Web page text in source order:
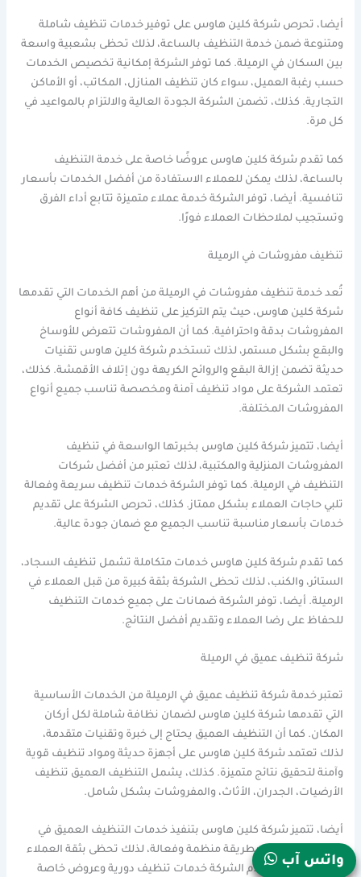
أيضا، تحرص شركة كلين هاوس على توفير خدمات تنظيف شاملة
ومتنوعة ضمن خدمة التنظيف بالساعة، لذلك تحظى بشعبية واسعة
بين السكان في الرميلة. كما توفر الشركة إمكانية تخصيص الخدمات
حسب رغبة العميل، سواء كان تنظيف المنازل، المكاتب، أو الأماكن
التجارية. كذلك، تضمن الشركة الجودة العالية والالتزام بالمواعيد في
كل مرة.
كما تقدم شركة كلين هاوس عروضًا خاصة على خدمة التنظيف
بالساعة، لذلك يمكن للعملاء الاستفادة من أفضل الخدمات بأسعار
تنافسية. أيضا، توفر الشركة خدمة عملاء متميزة تتابع أداء الفرق
وتستجيب لملاحظات العملاء فورًا.
تنظيف مفروشات في الرميلة
تُعد خدمة تنظيف مفروشات في الرميلة من أهم الخدمات التي تقدمها
شركة كلين هاوس، حيث يتم التركيز على تنظيف كافة أنواع
المفروشات بدقة واحترافية. كما أن المفروشات تتعرض للأوساخ
والبقع بشكل مستمر، لذلك تستخدم شركة كلين هاوس تقنيات
حديثة تضمن إزالة البقع والروائح الكريهة دون إتلاف الأقمشة. كذلك،
تعتمد الشركة على مواد تنظيف آمنة ومخصصة تناسب جميع أنواع
المفروشات المختلفة.
أيضا، تتميز شركة كلين هاوس بخبرتها الواسعة في تنظيف
المفروشات المنزلية والمكتبية، لذلك تعتبر من أفضل شركات
التنظيف في الرميلة. كما توفر الشركة خدمات تنظيف سريعة وفعالة
تلبي حاجات العملاء بشكل ممتاز. كذلك، تحرص الشركة على تقديم
خدمات بأسعار مناسبة تناسب الجميع مع ضمان جودة عالية.
كما تقدم شركة كلين هاوس خدمات متكاملة تشمل تنظيف السجاد،
الستائر، والكنب، لذلك تحظى الشركة بثقة كبيرة من قبل العملاء في
الرميلة. أيضا، توفر الشركة ضمانات على جميع خدمات التنظيف
للحفاظ على رضا العملاء وتقديم أفضل النتائج.
شركة تنظيف عميق في الرميلة
تعتبر خدمة شركة تنظيف عميق في الرميلة من الخدمات الأساسية
التي تقدمها شركة كلين هاوس لضمان نظافة شاملة لكل أركان
المكان. كما أن التنظيف العميق يحتاج إلى خبرة وتقنيات متقدمة،
لذلك تعتمد شركة كلين هاوس على أجهزة حديثة ومواد تنظيف قوية
وآمنة لتحقيق نتائج متميزة. كذلك، يشمل التنظيف العميق تنظيف
الأرضيات، الجدران، الأثاث، والمفروشات بشكل شامل.
أيضا، تتميز شركة كلين هاوس بتنفيذ خدمات التنظيف العميق في
المنازل والمكاتب بطريقة منظمة وفعالة، لذلك تحظى بثقة العملاء
في الرميلة. كما تقدم الشركة خدمات تنظيف دورية وعروض خاصة
واتس آب